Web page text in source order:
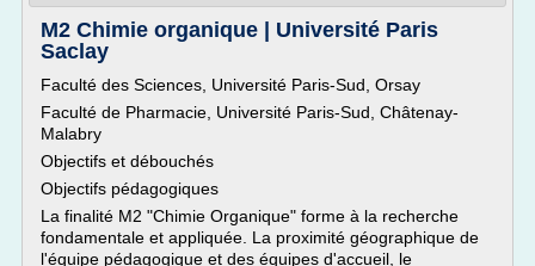
M2 Chimie organique | Université Paris
Saclay
Faculté des Sciences, Université Paris-Sud, Orsay
Faculté de Pharmacie, Université Paris-Sud, Châtenay-
Malabry
Objectifs et débouchés
Objectifs pédagogiques
La finalité M2 "Chimie Organique" forme à la recherche
fondamentale et appliquée. La proximité géographique de
l'équipe pédagogique et des équipes d'accueil, le